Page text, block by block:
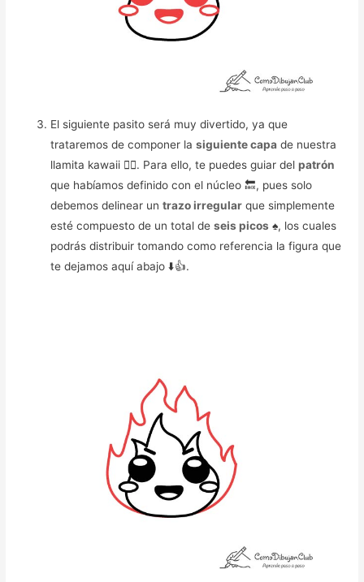
El siguiente pasito será muy divertido, ya que
trataremos de componer lasiguiente capa de nuestra
llamita kawaii ❤️‍🔥. Para ello, te puedes guiar delpatrón
que habíamos definido con el núcleo 🔙, pues solo
debemos delinear untrazo irregular que simplemente
esté compuesto de un total deseis picos ♠️, los cuales
podrás distribuir tomando como referencia la figura que
te dejamos aquí abajo ⬇️👍.